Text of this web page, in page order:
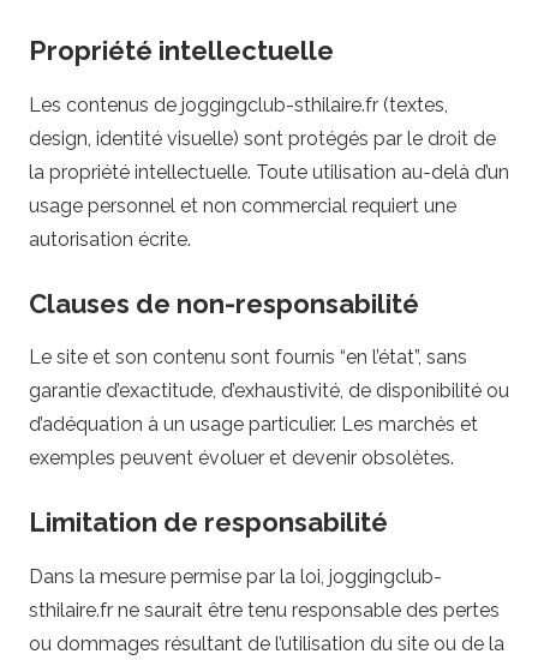
r
–
S
t
r
a
t
g
i
Propriété intellectuelle
Les contenus de joggingclub-sthilaire.fr (textes,
design, identité visuelle) sont protégés par le droit de
la propriété intellectuelle. Toute utilisation au-delà d’un
usage personnel et non commercial requiert une
autorisation écrite.
Clauses de non-responsabilité
Le site et son contenu sont fournis “en l’état”, sans
garantie d’exactitude, d’exhaustivité, de disponibilité ou
d’adéquation à un usage particulier. Les marchés et
exemples peuvent évoluer et devenir obsolètes.
Limitation de responsabilité
Dans la mesure permise par la loi, joggingclub-
sthilaire.fr ne saurait être tenu responsable des pertes
ou dommages résultant de l’utilisation du site ou de la